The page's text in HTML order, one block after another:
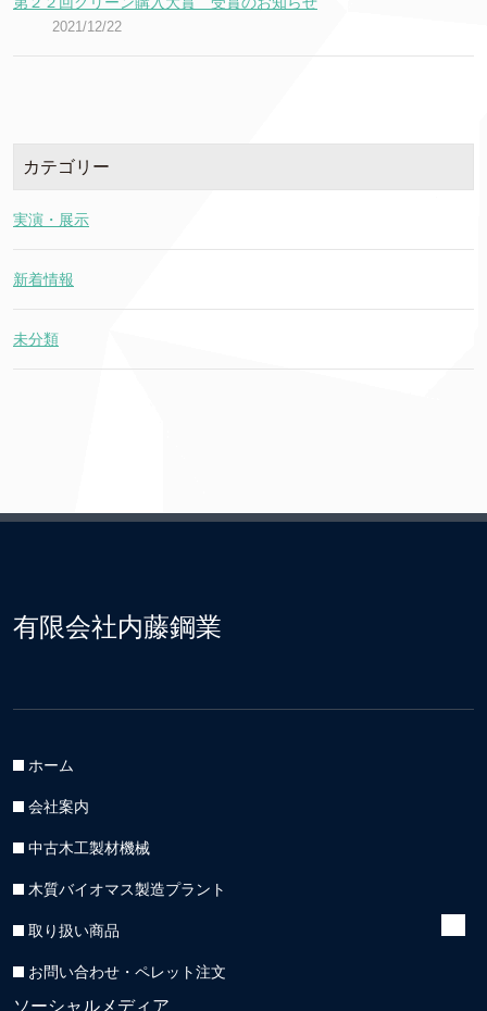
2021/12/22
カテゴリー
実演・展示
新着情報
未分類
有限会社内藤鋼業
ホーム
会社案内
中古木工製材機械
木質バイオマス製造プラント
取り扱い商品
お問い合わせ・ペレット注文
ソーシャルメディア